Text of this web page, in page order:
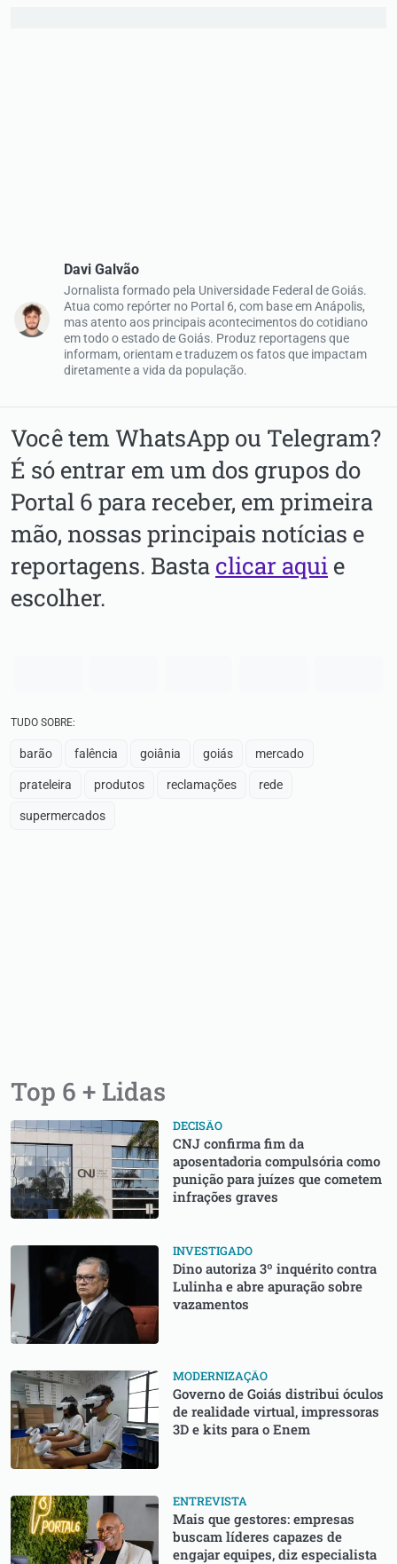
Davi Galvão
Jornalista formado pela Universidade Federal de Goiás.
Atua como repórter no Portal 6, com base em Anápolis,
mas atento aos principais acontecimentos do cotidiano
em todo o estado de Goiás. Produz reportagens que
informam, orientam e traduzem os fatos que impactam
diretamente a vida da população.
Você tem WhatsApp ou Telegram?
É só entrar em um dos grupos do
Portal 6 para receber, em primeira
mão, nossas principais notícias e
reportagens. Basta clicar aqui e
escolher.
TUDO SOBRE:
barão falência goiânia goiás mercado
prateleira produtos reclamações rede
supermercados
Top 6 + Lidas
DECISÃO
CNJ confirma fim da
aposentadoria compulsória como
punição para juízes que cometem
infrações graves
INVESTIGADO
Dino autoriza 3º inquérito contra
Lulinha e abre apuração sobre
vazamentos
MODERNIZAÇÃO
Governo de Goiás distribui óculos
de realidade virtual, impressoras
3D e kits para o Enem
ENTREVISTA
Mais que gestores: empresas
buscam líderes capazes de
engajar equipes, diz especialista